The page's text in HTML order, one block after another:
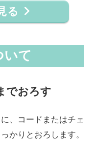
る
いて
でおろす
、コードまたはチェ
かりとおろします。